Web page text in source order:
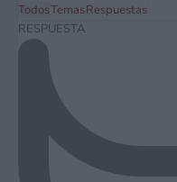
TodosTemasRespuestas
RESPUESTA